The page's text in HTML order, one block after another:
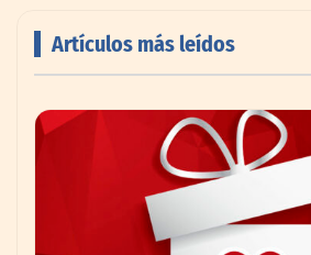
impulsando la colaboración
Artículos más leídos